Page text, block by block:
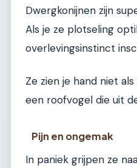
Dwergkonijnen zijn
Als je ze plotseling
overlevingsinstinct
Ze zien je hand niet
een roofvogel die uit
Pijn en ongemak
In paniek grijpen ze